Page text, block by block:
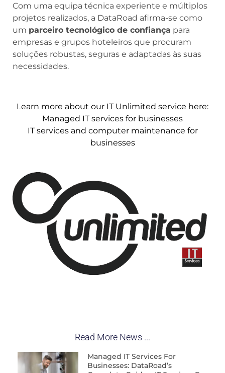
Com uma equipa técnica experiente e múltiplos
projetos realizados, a DataRoad afirma-se como
um parceiro tecnológico de confiança para
empresas e grupos hoteleiros que procuram
soluções robustas, seguras e adaptadas às suas
necessidades.
Learn more about our IT Unlimited service here:
Managed IT services for businesses
IT services and computer maintenance for
businesses
Read More News ...
Managed IT Services For
Businesses: DataRoad’s